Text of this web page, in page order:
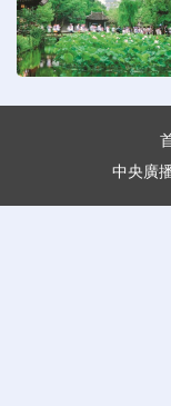
中央廣